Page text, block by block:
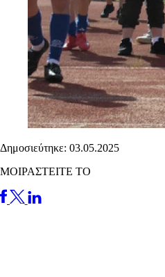
Δημοσιεύτηκε: 03.05.2025
ΜΟΙΡΑΣΤΕΙΤΕ ΤΟ